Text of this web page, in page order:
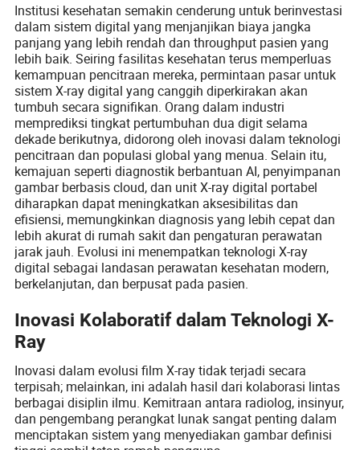
Institusi kesehatan semakin cenderung untuk berinvestasi
dalam sistem digital yang menjanjikan biaya jangka
panjang yang lebih rendah dan throughput pasien yang
lebih baik. Seiring fasilitas kesehatan terus memperluas
kemampuan pencitraan mereka, permintaan pasar untuk
sistem X-ray digital yang canggih diperkirakan akan
tumbuh secara signifikan. Orang dalam industri
memprediksi tingkat pertumbuhan dua digit selama
dekade berikutnya, didorong oleh inovasi dalam teknologi
pencitraan dan populasi global yang menua. Selain itu,
kemajuan seperti diagnostik berbantuan AI, penyimpanan
gambar berbasis cloud, dan unit X-ray digital portabel
diharapkan dapat meningkatkan aksesibilitas dan
efisiensi, memungkinkan diagnosis yang lebih cepat dan
lebih akurat di rumah sakit dan pengaturan perawatan
jarak jauh. Evolusi ini menempatkan teknologi X-ray
digital sebagai landasan perawatan kesehatan modern,
berkelanjutan, dan berpusat pada pasien.
Inovasi Kolaboratif dalam Teknologi X-
Ray
Inovasi dalam evolusi film X-ray tidak terjadi secara
terpisah; melainkan, ini adalah hasil dari kolaborasi lintas
berbagai disiplin ilmu. Kemitraan antara radiolog, insinyur,
dan pengembang perangkat lunak sangat penting dalam
menciptakan sistem yang menyediakan gambar definisi